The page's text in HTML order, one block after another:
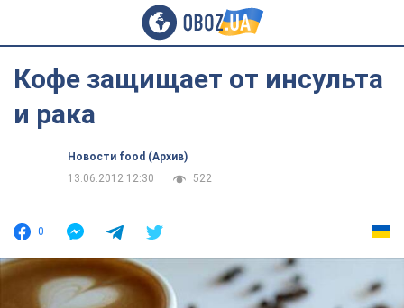
Кофе защищает от инсульта
и рака
Новости food (Архив)
13.06.2012 12:30
522
0